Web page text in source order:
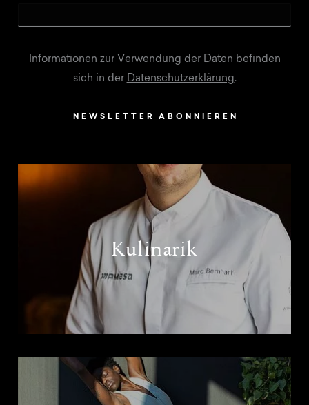
Kulinarik
Informationen zur Verwendung der Daten befinden
sich in der Datenschutzerklärung.
NEWSLETTER ABONNIEREN